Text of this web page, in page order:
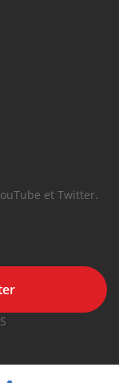
et Twitter.